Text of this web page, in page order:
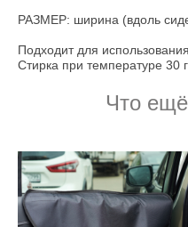
РАЗМЕР: ширина (вдоль
Подходит для
Стирка при температуре 30
Что